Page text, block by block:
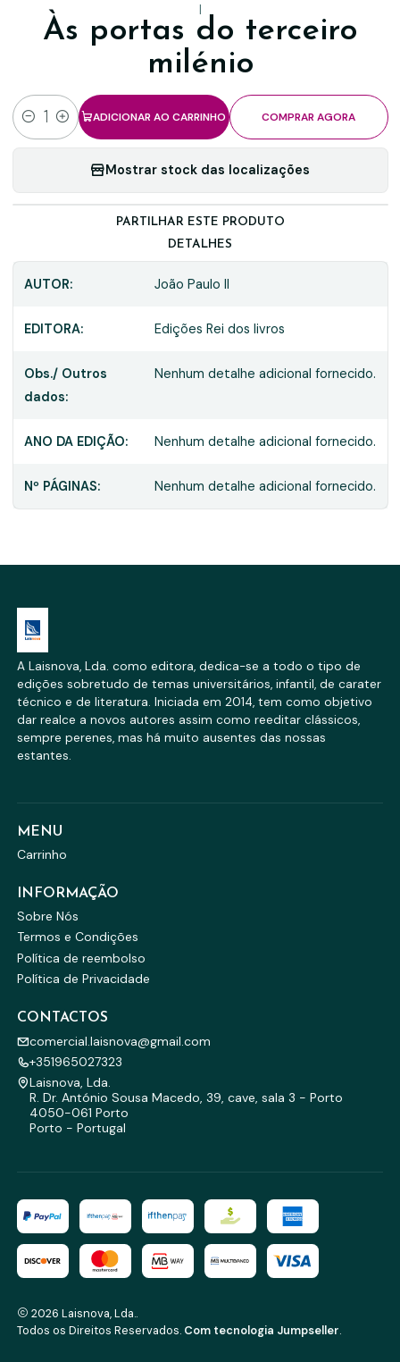
|
Às portas do terceiro
milénio
Quantidade
ADICIONAR AO CARRINHO COMPRAR AGORA
Mostrar stock das localizações
PARTILHAR ESTE PRODUTO
DETALHES
AUTOR: João Paulo II
EDITORA: Edições Rei dos livros
Obs./ Outros
dados:
Nenhum detalhe adicional fornecido.
ANO DA EDIÇÃO: Nenhum detalhe adicional fornecido.
Nº PÁGINAS: Nenhum detalhe adicional fornecido.
A Laisnova, Lda. como editora, dedica-se a todo o tipo de
edições sobretudo de temas universitários, infantil, de carater
técnico e de literatura. Iniciada em 2014, tem como objetivo
dar realce a novos autores assim como reeditar clássicos,
sempre perenes, mas há muito ausentes das nossas
estantes.
MENU
Carrinho
INFORMAÇÃO
Sobre Nós
Termos e Condições
Política de reembolso
Política de Privacidade
CONTACTOS
comercial.laisnova@gmail.com
+351965027323
Laisnova, Lda.
R. Dr. António Sousa Macedo, 39, cave, sala 3 - Porto
4050-061 Porto
Porto - Portugal
2026 Laisnova, Lda..
Todos os Direitos Reservados. Com tecnologia Jumpseller.